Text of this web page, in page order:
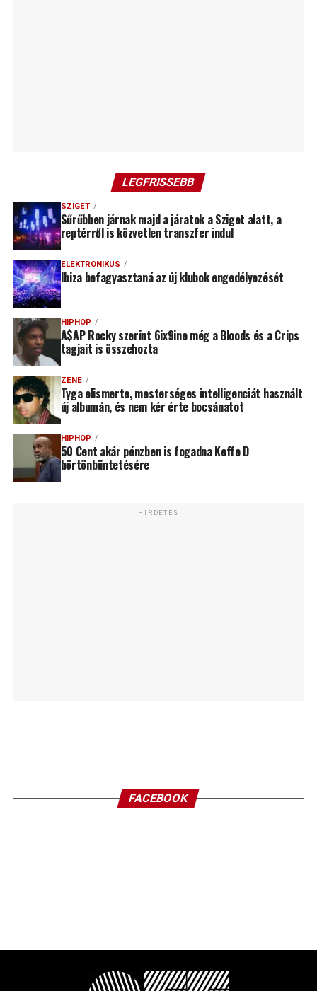
LEGFRISSEBB
SZIGET
Sűrűbben járnak majd a járatok a Sziget alatt, a
reptérről is közvetlen transzfer indul
ELEKTRONIKUS
Ibiza befagyasztaná az új klubok engedélyezését
HIPHOP
A$AP Rocky szerint 6ix9ine még a Bloods és a Crips
tagjait is összehozta
ZENE
Tyga elismerte, mesterséges intelligenciát használt
új albumán, és nem kér érte bocsánatot
HIPHOP
50 Cent akár pénzben is fogadna Keffe D
börtönbüntetésére
HIRDETÉS
FACEBOOK